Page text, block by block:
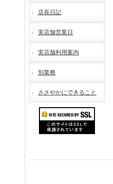
店長日記
実店舗営業日
実店舗利用案内
別業務
ささやかにできること